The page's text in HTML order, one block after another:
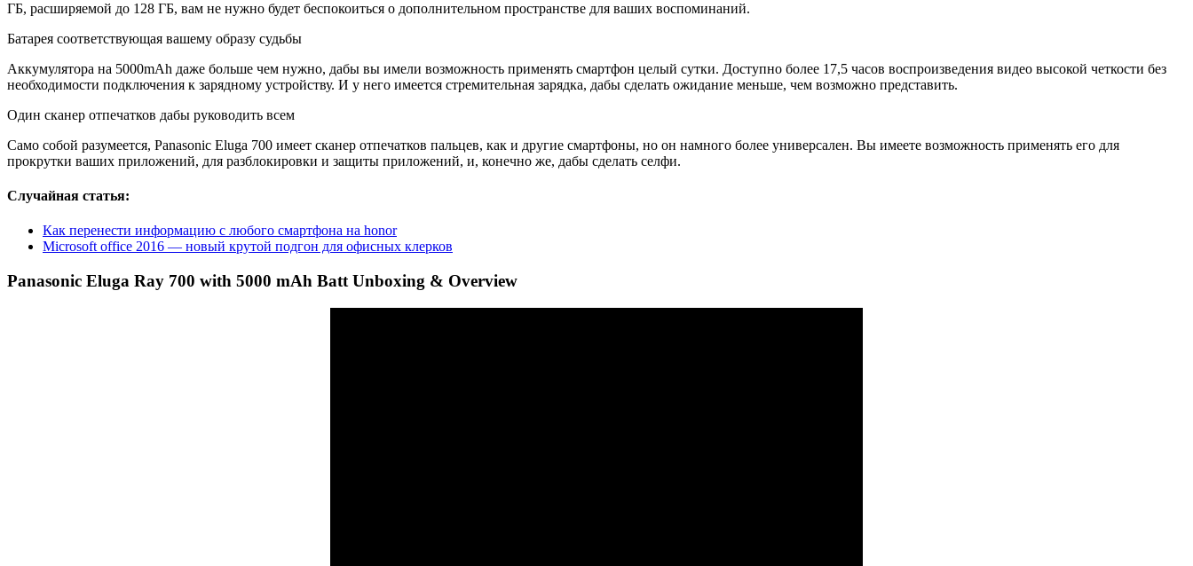
ГБ, расширяемой до 128 ГБ, вам не нужно будет беспокоиться о дополнительном пространстве для ваших воспоминаний.
Батарея соответствующая вашему образу судьбы
Аккумулятора на 5000mAh даже больше чем нужно, дабы вы имели возможность применять смартфон целый сутки. Доступно более 17,5 часов воспроизведения видео высокой четкости без
необходимости подключения к зарядному устройству. И у него имеется стремительная зарядка, дабы сделать ожидание меньше, чем возможно представить.
Один сканер отпечатков дабы руководить всем
Само собой разумеется, Panasonic Eluga 700 имеет сканер отпечатков пальцев, как и другие смартфоны, но он намного более универсален. Вы имеете возможность применять его для
прокрутки ваших приложений, для разблокировки и защиты приложений, и, конечно же, дабы сделать селфи.
Случайная статья:
Как перенести информацию с любого смартфона на honor
Microsoft office 2016 — новый крутой подгон для офисных клерков
Panasonic Eluga Ray 700 with 5000 mAh Batt Unboxing & Overview